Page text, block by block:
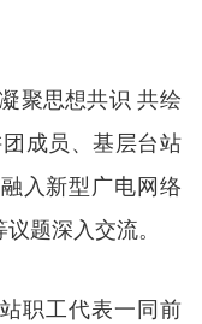
聚思想共识 共绘
成员、基层台站
入新型广电网络
题深入交流。
职工代表一同前